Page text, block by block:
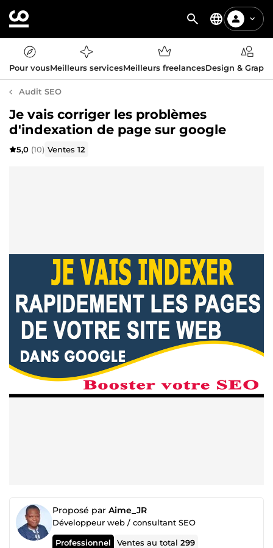
Pour vousMeilleurs servicesMeilleurs freelancesDesign &
Audit SEO
Je vais corriger les problèmes
d'indexation de page sur google
5,0 (10) Ventes12
Proposé par Aime_JR
Développeur web / consultant SEO
Professionnel Ventes au total299